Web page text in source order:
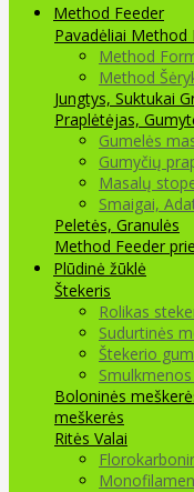
Method Feeder
Pavadėliai Method
Method
Method
Jungtys, Suktukai
Praplėtėjas,
Gumelės
Gumyčių
Masalų
Smaigai,
Peletės, Granulės
Method Feeder
Plūdinė žūklė
Štekeris
Rolikas
Sudurtinės
Štekerio
Boloninės
meškerės
Ritės Valai